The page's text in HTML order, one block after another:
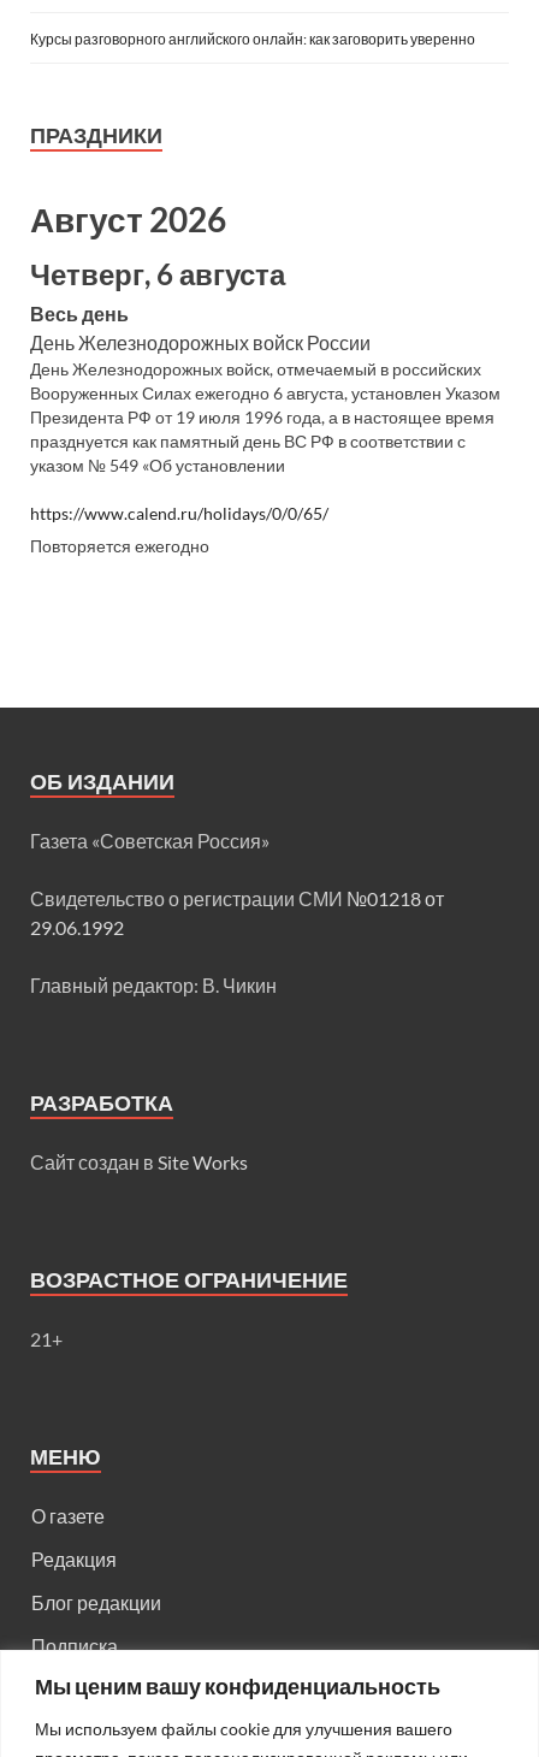
Мы ценим вашу конфиденциальность
Мы используем файлы cookie для улучшения вашего
Курсы разговорного английского онлайн: как заговорить уверенно
ПРАЗДНИКИ
Август 2026
Четверг, 6 августа
Весь день
День Железнодорожных войск России
День Железнодорожных войск, отмечаемый в российских
Вооруженных Силах ежегодно 6 августа, установлен Указом
Президента РФ от 19 июля 1996 года, а в настоящее время
празднуется как памятный день ВС РФ в соответствии с
указом № 549 «Об установлении
https://www.calend.ru/holidays/0/0/65/
Повторяется ежегодно
ОБ ИЗДАНИИ
Газета «Советская Россия»
Свидетельство о регистрации СМИ №01218 от
29.06.1992
Главный редактор: В. Чикин
РАЗРАБОТКА
Сайт создан в Site Works
ВОЗРАСТНОЕ ОГРАНИЧЕНИЕ
21+
МЕНЮ
О газете
Редакция
Блог редакции
Подписка
Правила поведения на сайте
Реклама